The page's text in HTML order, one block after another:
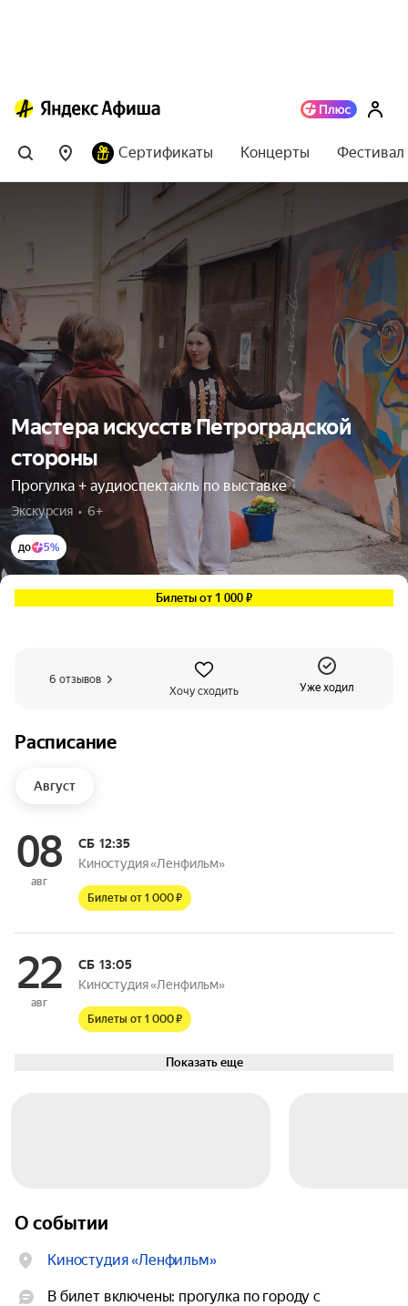
Сертификаты Концерты
Мастера искусств Петроградской
стороны
Прогулка + аудиоспектакль по выставке
Экскурсия  •  6+
до 5%
Билеты от 1 000 ₽
6 отзывов
Хочу сходить
Уже ходил
Расписание
Август
08
авг
СБ12:35
Киностудия «Ленфильм»
Билеты от 1 000 ₽
22
авг
СБ13:05
Киностудия «Ленфильм»
Билеты от 1 000 ₽
Показать еще
О событии
Киностудия «Ленфильм»
В билет включены: прогулка по городу с